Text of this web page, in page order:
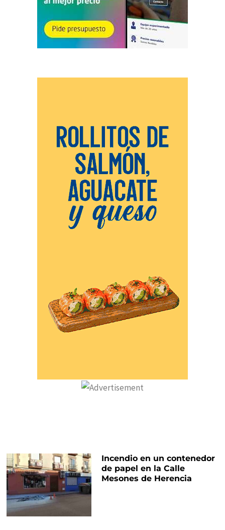
Incendio en un contenedor
de papel en la Calle
Mesones de Herencia